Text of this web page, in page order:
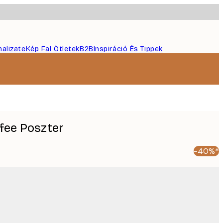
Kép Fal ÖtletekB2BInspiráció És Tippek
Poszter
-40%*